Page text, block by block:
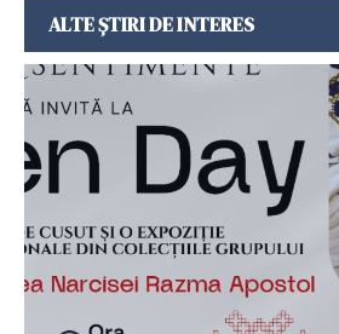
ALTE ȘTIRI DE INTERES